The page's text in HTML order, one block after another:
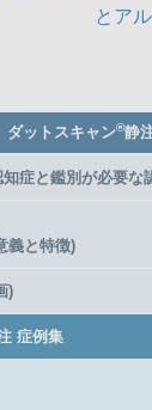
とア
ダットスキャン®静
症と鑑別が必要な
義と特徴)
)
症例集